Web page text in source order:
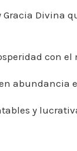
Gracia Divina
con
abundancia
y